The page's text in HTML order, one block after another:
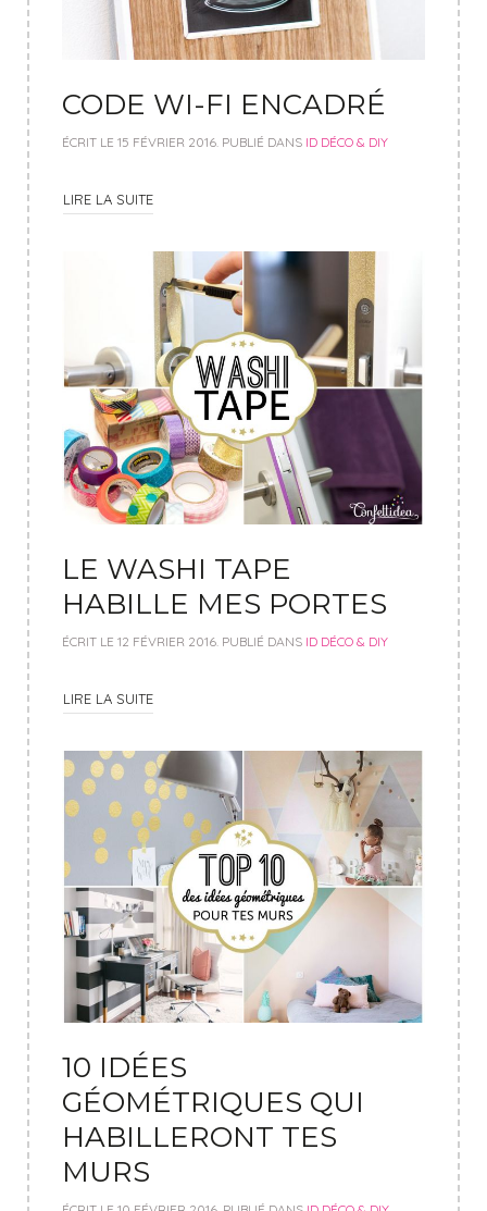
CODE WI-FI ENCADRÉ
ÉCRIT LE 15 FÉVRIER 2016. PUBLIÉ DANS ID DÉCO & DIY
LIRE LA SUITE
LE WASHI TAPE
HABILLE MES PORTES
ÉCRIT LE 12 FÉVRIER 2016 . PUBLIÉ DANS ID DÉCO & DIY
LIRE LA SUITE
10 IDÉES
GÉOMÉTRIQUES QUI
HABILLERONT TES
MURS